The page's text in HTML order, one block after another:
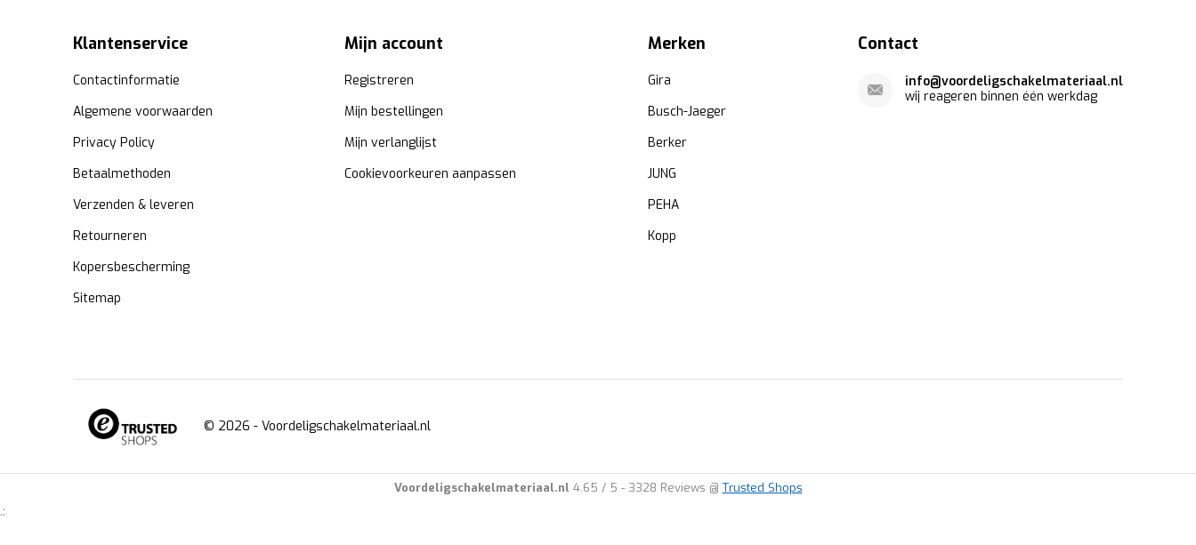
Klantenservice
Contactinformatie
Algemene voorwaarden
Privacy Policy
Betaalmethoden
Verzenden & leveren
Retourneren
Kopersbescherming
Sitemap
Mijn account
Registreren
Mijn bestellingen
Mijn verlanglijst
Cookievoorkeuren aanpassen
Merken
Gira
Busch-Jaeger
Berker
JUNG
PEHA
Kopp
Contact
info@voordeligschakelmateriaal.nl
wij reageren binnen één werkdag
© 2026 - Voordeligschakelmateriaal.nl
Voordeligschakelmateriaal.nl 4.65 / 5 - 3328 Reviews @ Trusted Shops
.: